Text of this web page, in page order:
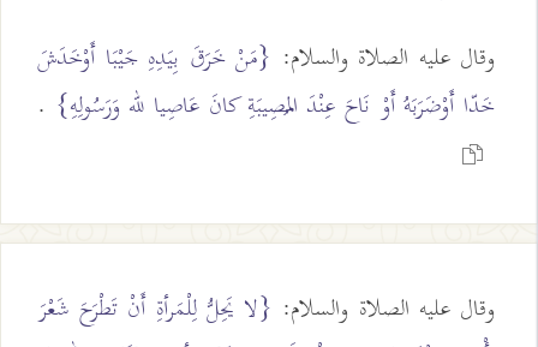
وقال عليه الصلاة والسلام: {مَنْ خَرَقَ بِيَدِهِ جَيْبَا أَوْخَدَشَ
خَدّا أَوْضَرَبَهُ أَوْ نَاحَ عِنْدَ المُصِيبَةِ كانَ عَاصِيا لله وَرَسُولِهِ} .
وقال عليه الصلاة والسلام: {لا يَحِلُّ لِلْمَرأةِ أَنْ تَطْرَحَ شَعْرَ